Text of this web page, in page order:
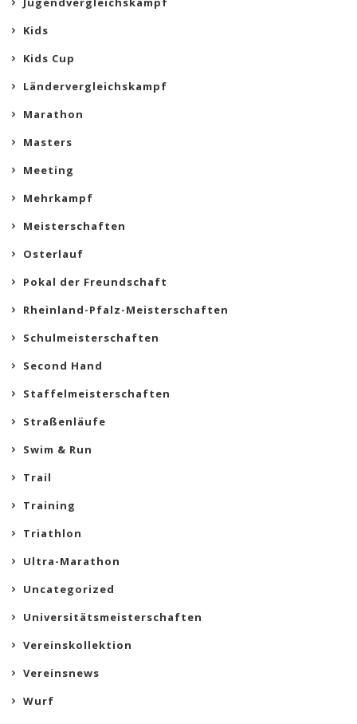
Kids
Kids Cup
Ländervergleichskampf
Marathon
Masters
Meeting
Mehrkampf
Meisterschaften
Osterlauf
Pokal der Freundschaft
Rheinland-Pfalz-Meisterschaften
Schulmeisterschaften
Second Hand
Staffelmeisterschaften
Straßenläufe
Swim & Run
Trail
Training
Triathlon
Ultra-Marathon
Uncategorized
Universitätsmeisterschaften
Vereinskollektion
Vereinsnews
Wurf